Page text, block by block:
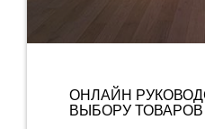
ОНЛАЙН
ВЫБОРУ ТОВАРОВ